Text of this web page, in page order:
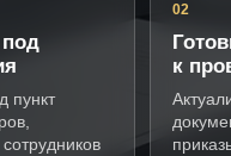
пункт
02
к